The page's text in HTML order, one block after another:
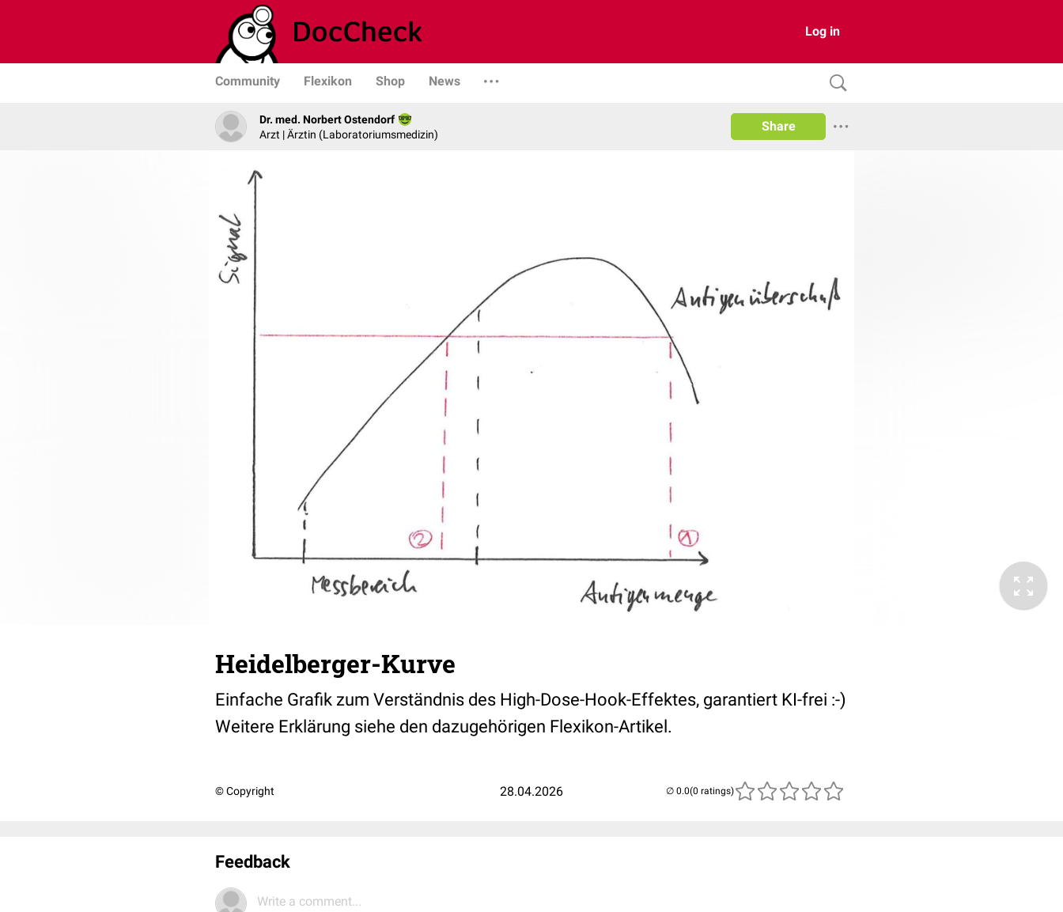
Log in
Community Flexikon Shop News
Dr. med. Norbert Ostendorf
Arzt | Ärztin (Laboratoriumsmedizin)
Share
Heidelberger-Kurve
Einfache Grafik zum Verständnis des High-Dose-Hook-Effektes, garantiert KI-frei :-)
Weitere Erklärung siehe den dazugehörigen Flexikon-Artikel.
© Copyright 28.04.2026 (0 ratings)
Feedback
Write a comment...